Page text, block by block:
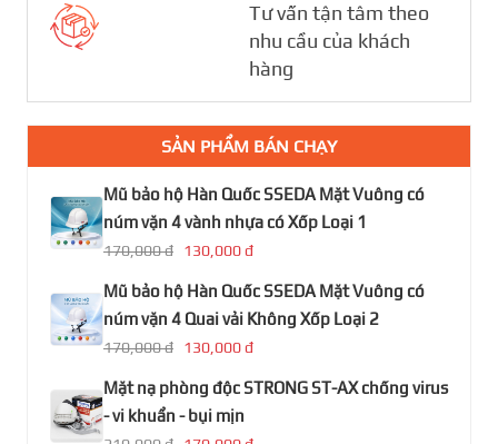
Tư vấn tận tâm theo
nhu cầu của khách
hàng
SẢN PHẨM BÁN CHẠY
Mũ bảo hộ Hàn Quốc SSEDA Mặt Vuông có
núm vặn 4 vành nhựa có Xốp Loại 1
170,000 đ 130,000 đ
Mũ bảo hộ Hàn Quốc SSEDA Mặt Vuông có
núm vặn 4 Quai vải Không Xốp Loại 2
170,000 đ 130,000 đ
Mặt nạ phòng độc STRONG ST-AX chống virus
- vi khuẩn - bụi mịn